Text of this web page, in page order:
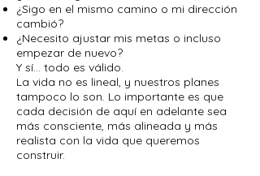
¿Sigo en el mismo camino o mi dirección
cambió?
¿Necesito ajustar mis metas o incluso
empezar de nuevo?
Y sí… todo es válido.
La vida no es lineal, y nuestros planes
tampoco lo son. Lo importante es que
cada decisión de aquí en adelante sea
más consciente, más alineada y más
realista con la vida que queremos
construir.